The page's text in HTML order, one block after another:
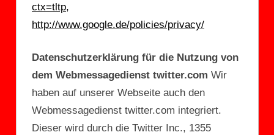
ctx=tltp,
http://www.google.de/policies/privacy/
Datenschutzerklärung für die Nutzung von
dem Webmessagedienst twitter.com Wir
haben auf unserer Webseite auch den
Webmessagedienst twitter.com integriert.
Dieser wird durch die Twitter Inc., 1355